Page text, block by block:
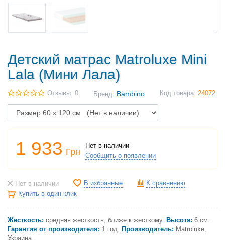
Детский матрас Matroluxe Mini
Lala (Мини Лала)
Отзывы: 0 Бренд: Bambino Код товара: 24072
1 933 Грн
Нет в наличии
Сообщить о появлении
Нет в наличии В избранные
К сравнению
Купить в один клик
Жесткость: средняя жесткость, ближе к жесткому. Высота: 6 см.
Гарантия от производителя: 1 год. Производитель: Matroluxe,
Украина.